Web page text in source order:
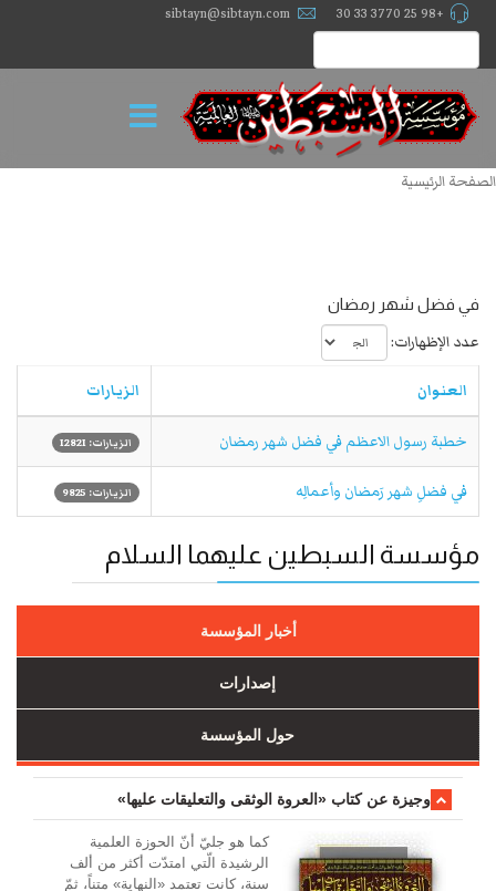
+98 25 3770 33 30
sibtayn@sibtayn.com
الصفحة الرئيسية
في فضل شهر رمضان
عدد الإظهارات:
العنوان الزيارات
خطبة رسول الاعظم في فضل شهر رمضان الزيارات: 12821
في فضلِ شهر رَمضان وأعمالِه الزيارات: 9825
مؤسسة السبطين عليهما السلام
أخبار المؤسسة
إصدارات
حول المؤسسة
وجیزة عن کتاب «العروة الوثقی والتعلیقات علیها»
کما هو جليّ أنّ الحوزة العلمیة
الرشیدة الّتي امتدّت أكثر من ألف
سنة، كانت تعتمد «النهاية» متناً، ثمّ